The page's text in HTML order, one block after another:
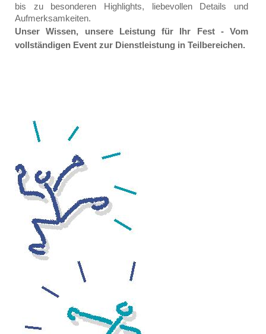
bis zu besonderen Highlights, liebevollen Details und
Aufmerksamkeiten.
Unser Wissen, unsere Leistung für Ihr Fest - Vom
vollständigen Event zur Dienstleistung in Teilbereichen.